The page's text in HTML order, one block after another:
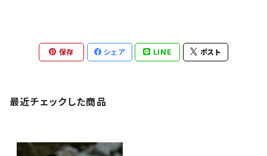
保存 シェア LINE ポスト
最近チェックした商品